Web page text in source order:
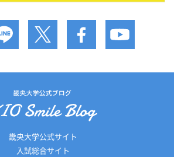
畿央大学公式サイト
入試総合サイト